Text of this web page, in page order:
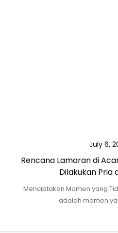
July 6,
Rencana Lamaran di
Dilakukan Pria
Menciptakan Momen yang
adalah momen